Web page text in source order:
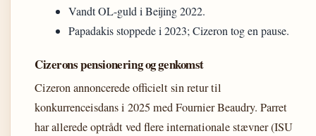
Vandt OL-guld i Beijing 2022.
Papadakis stoppede i 2023; Cizeron tog en pause.
Cizerons pensionering og genkomst
Cizeron annoncerede officielt sin retur til
konkurrenceisdans i 2025 med Fournier Beaudry. Parret
har allerede optrådt ved flere internationale stævner (ISU